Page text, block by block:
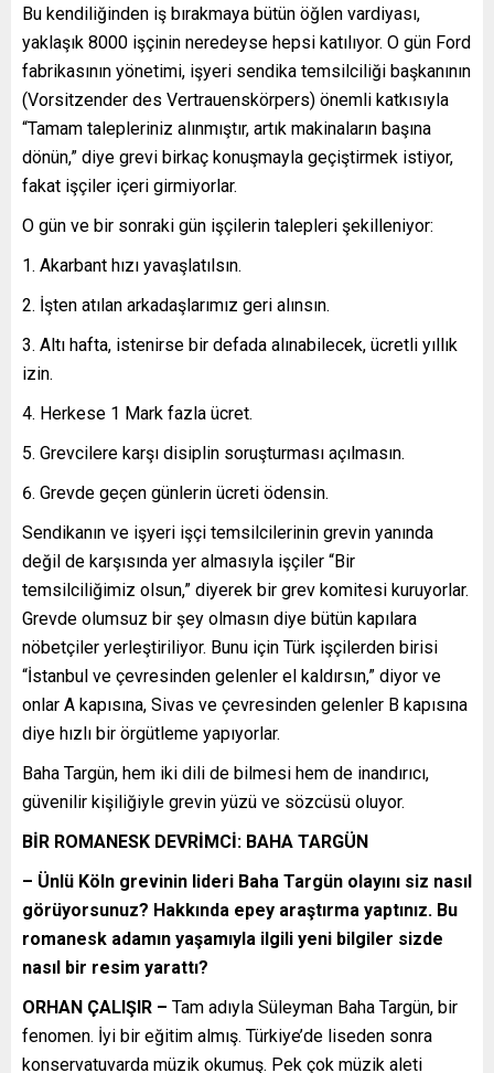
Bu kendiliğinden iş bırakmaya bütün öğlen vardiyası,
yaklaşık 8000 işçinin neredeyse hepsi katılıyor. O gün Ford
fabrikasının yönetimi, işyeri sendika temsilciliği başkanının
(Vorsitzender des Vertrauenskörpers) önemli katkısıyla
“Tamam talepleriniz alınmıştır, artık makinaların başına
dönün,” diye grevi birkaç konuşmayla geçiştirmek istiyor,
fakat işçiler içeri girmiyorlar.
O gün ve bir sonraki gün işçilerin talepleri şekilleniyor:
Akarbant hızı yavaşlatılsın.
İşten atılan arkadaşlarımız geri alınsın.
Altı hafta, istenirse bir defada alınabilecek, ücretli yıllık
izin.
Herkese 1 Mark fazla ücret.
Grevcilere karşı disiplin soruşturması açılmasın.
Grevde geçen günlerin ücreti ödensin.
Sendikanın ve işyeri işçi temsilcilerinin grevin yanında
değil de karşısında yer almasıyla işçiler “Bir
temsilciliğimiz olsun,” diyerek bir grev komitesi kuruyorlar.
Grevde olumsuz bir şey olmasın diye bütün kapılara
nöbetçiler yerleştiriliyor. Bunu için Türk işçilerden birisi
“İstanbul ve çevresinden gelenler el kaldırsın,” diyor ve
onlar A kapısına, Sivas ve çevresinden gelenler B kapısına
diye hızlı bir örgütleme yapıyorlar.
Baha Targün, hem iki dili de bilmesi hem de inandırıcı,
güvenilir kişiliğiyle grevin yüzü ve sözcüsü oluyor.
BİR ROMANESK DEVRİMCİ: BAHA TARGÜN
– Ünlü Köln grevinin lideri Baha Targün olayını siz nasıl
görüyorsunuz? Hakkında epey araştırma yaptınız. Bu
romanesk adamın yaşamıyla ilgili yeni bilgiler sizde
nasıl bir resim yarattı?
ORHAN ÇALIŞIR – Tam adıyla Süleyman Baha Targün, bir
fenomen. İyi bir eğitim almış. Türkiye’de liseden sonra
konservatuvarda müzik okumuş. Pek çok müzik aleti